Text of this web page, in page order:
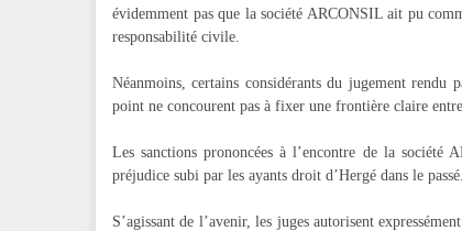
évidemment pas que la société ARCONSIL ait pu
responsabilité civile.
Néanmoins, certains considérants du jugement
point ne concourent pas à fixer une frontière claire
Les sanctions prononcées à l’encontre de la société
préjudice subi par les ayants droit d’Hergé dans le passé.
S’agissant de l’avenir, les juges autorisent